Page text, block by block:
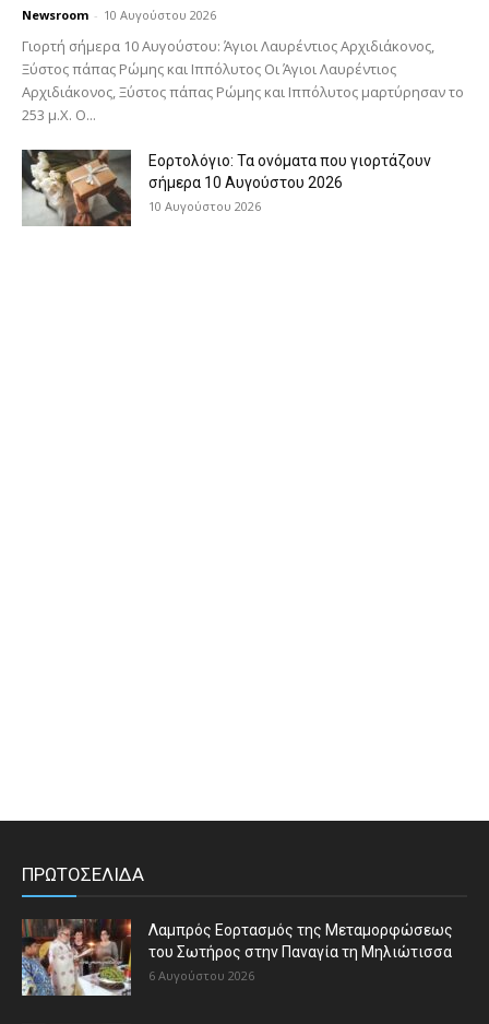
Newsroom - 10 Αυγούστου 2026
Γιορτή σήμερα 10 Αυγούστου: Άγιοι Λαυρέντιος Αρχιδιάκονος,
Ξύστος πάπας Ρώμης και Ιππόλυτος Οι Άγιοι Λαυρέντιος
Αρχιδιάκονος, Ξύστος πάπας Ρώμης και Ιππόλυτος μαρτύρησαν το
253 μ.Χ. Ο...
Εορτολόγιο: Τα ονόματα που γιορτάζουν
σήμερα 10 Αυγούστου 2026
10 Αυγούστου 2026
ΠΡΩΤΟΣΕΛΙΔΑ
Λαμπρός Εορτασμός της Μεταμορφώσεως
του Σωτήρος στην Παναγία τη Μηλιώτισσα
6 Αυγούστου 2026